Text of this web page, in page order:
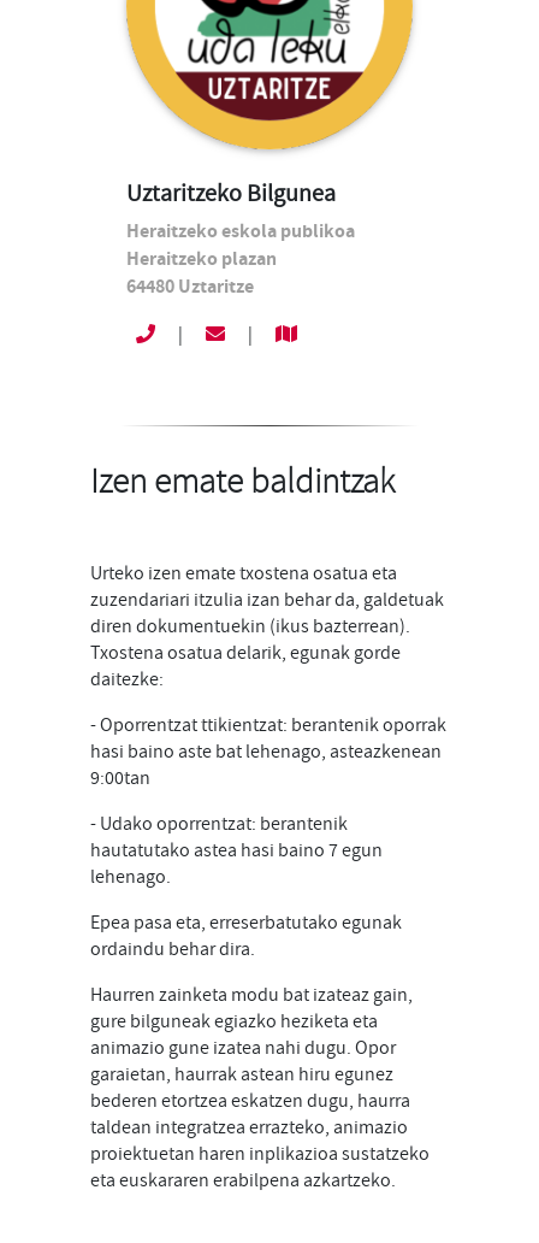
Uztaritzeko Bilgunea
Heraitzeko eskola publikoa
Heraitzeko plazan
64480Uztaritze
| |
Izen emate baldintzak
Urteko izen emate txostena osatua eta
zuzendariari itzulia izan behar da, galdetuak
diren dokumentuekin (ikus bazterrean).
Txostena osatua delarik, egunak gorde
daitezke:
- Oporrentzat ttikientzat: berantenik oporrak
hasi baino aste bat lehenago, asteazkenean
9:00tan
- Udako oporrentzat: berantenik
hautatutako astea hasi baino 7 egun
lehenago.
Epea pasa eta, erreserbatutako egunak
ordaindu behar dira.
Haurren zainketa modu bat izateaz gain,
gure bilguneak egiazko heziketa eta
animazio gune izatea nahi dugu. Opor
garaietan, haurrak astean hiru egunez
bederen etortzea eskatzen dugu, haurra
taldean integratzea errazteko, animazio
proiektuetan haren inplikazioa sustatzeko
eta euskararen erabilpena azkartzeko.